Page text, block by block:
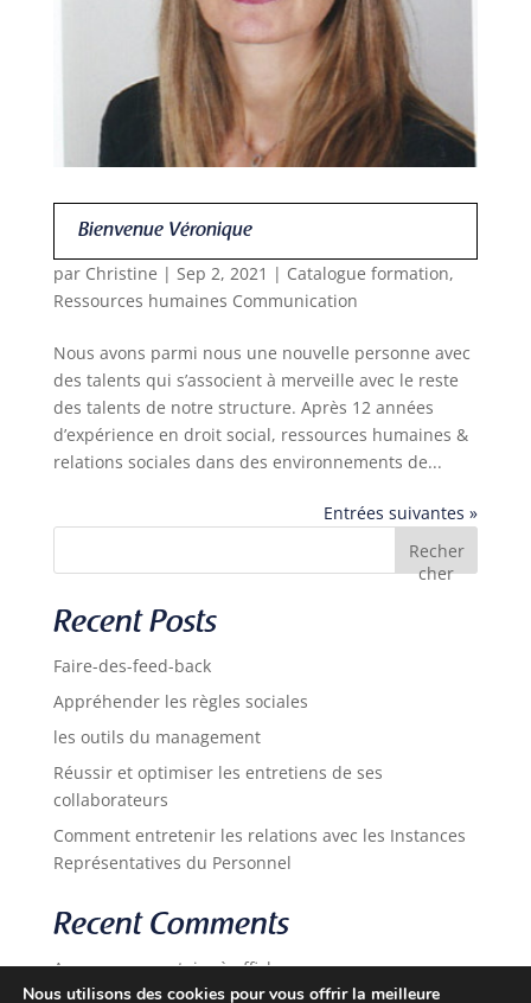
Bienvenue Véronique
par Christine | Sep 2, 2021 | Catalogue formation,
Ressources humaines Communication
Nous avons parmi nous une nouvelle personne avec
des talents qui s’associent à merveille avec le reste
des talents de notre structure. Après 12 années
d’expérience en droit social, ressources humaines &
relations sociales dans des environnements de...
Entrées suivantes »
Recher
cher
Recent Posts
Faire-des-feed-back
Appréhender les règles sociales
les outils du management
Réussir et optimiser les entretiens de ses
collaborateurs
Comment entretenir les relations avec les Instances
Représentatives du Personnel
Recent Comments
Aucun commentaire à afficher.
Nous utilisons des cookies pour vous offrir la meilleure